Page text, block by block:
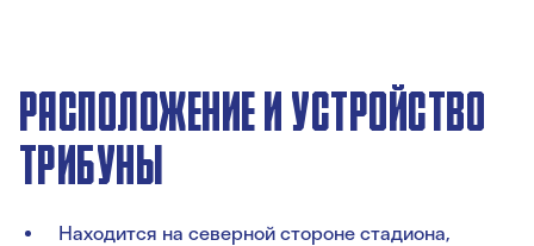
РАСПОЛОЖЕНИЕ И УСТРОЙСТВО
ТРИБУНЫ
Находится на северной стороне стадиона,